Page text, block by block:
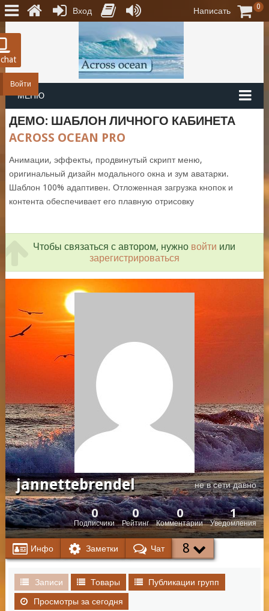
Войти
МЕНЮ
ДЕМО: ШАБЛОН ЛИЧНОГО КАБИНЕТА
ACROSS OCEAN PRO
Анимации, эффекты, продвинутый скрипт меню,
оригинальный дизайн модального окна и зум аватарки.
Шаблон 100% адаптивен. Отложенная загрузка кнопок и
контента обеспечивает его плавную отрисовку
Чтобы связаться с автором, нужно войти или
зарегистрироваться
jannettebrendel не в сети давно
Подписчики
0
Рейтинг
0
Комментарии
0
Уведомления
1
Инфо Заметки Чат 8
Записи Товары
Публикации групп
Просмотры за сегодня
Вход Написать 0